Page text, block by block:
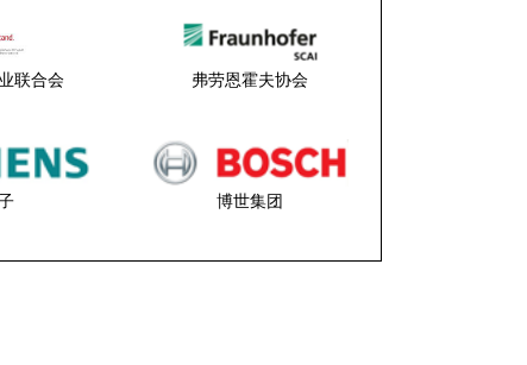
联合会 弗劳恩霍夫协会
博世集团